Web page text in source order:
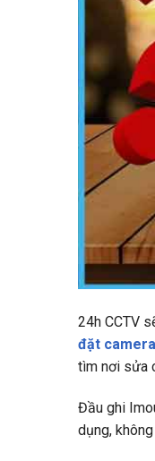
24h CCTV
đặt
tìm nơi sửa
Đầu ghi
dụng,